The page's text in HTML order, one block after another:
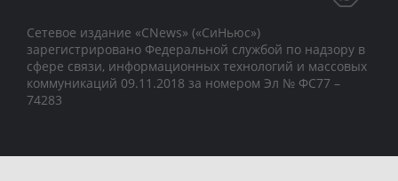
Сетевое издание «CNews» («СиНьюс»)
зарегистрировано Федеральной службой по надзору в
сфере связи, информационных технологий и массовых
коммуникаций 09.11.2018 за номером Эл № ФС77 –
74283